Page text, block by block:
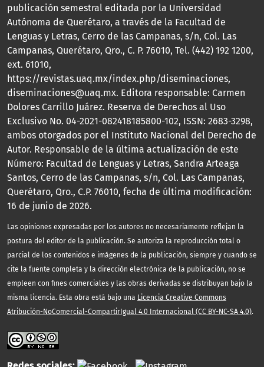
publicación semestral editada por la Universidad
Autónoma de Querétaro, a través de la Facultad de
Lenguas y Letras, Cerro de las Campanas, s/n, Col. Las
Campanas, Querétaro, Qro., C. P. 76010, Tel. (442) 192 1200,
ext. 61010,
https://revistas.uaq.mx/index.php/diseminaciones,
diseminaciones@uaq.mx. Editora responsable: Carmen
Dolores Carrillo Juárez. Reserva de Derechos al Uso
Exclusivo No. 04-2021-082418185800-102, ISSN: 2683-3298,
ambos otorgados por el Instituto Nacional del Derecho de
Autor. Responsable de la última actualización de este
Número: Facultad de Lenguas y Letras, Sandra Arteaga
Santos, Cerro de las Campanas, s/n, Col. Las Campanas,
Querétaro, Qro., C.P. 76010, fecha de última modificación:
16 de junio de 2026.
Las opiniones expresadas por los autores no necesariamente reflejan la
postura del editor de la publicación. Se autoriza la reproducción total o
parcial de los contenidos e imágenes de la publicación, siempre y cuando se
cite la fuente completa y la dirección electrónica de la publicación, no se
empleen con fines comerciales y las obras derivadas se distribuyan bajo la
misma licencia. Esta obra está bajo una Licencia Creative Commons
Atribución-NoComercial-CompartirIgual 4.0 Internacional (CC BY-NC-SA 4.0).